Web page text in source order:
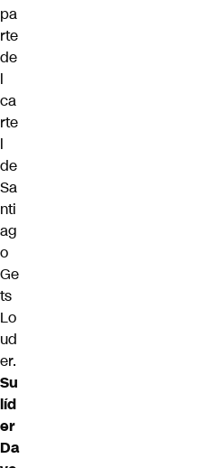
pa
rte
de
l
ca
rte
l
de
Sa
nti
ag
o
Ge
ts
Lo
ud
er.
Su
líd
er
Da